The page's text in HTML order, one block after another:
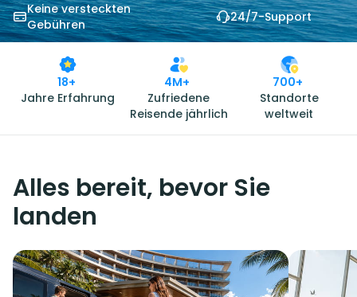
Keine versteckten
Gebühren
24/7-Support
18+
Jahre Erfahrung
4M+
Zufriedene
Reisende jährlich
700+
Standorte
weltweit
Alles bereit, bevor Sie
landen